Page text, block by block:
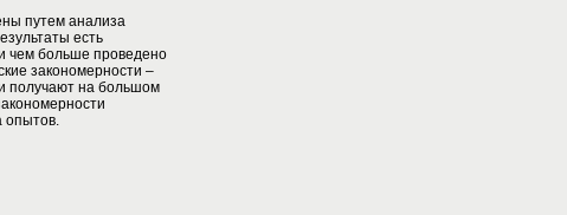
путем анализа
есть
чем больше проведено
закономерности –
получают на большом
опытов.